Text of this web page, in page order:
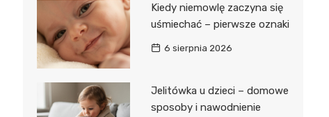
Kiedy niemowlę zaczyna się
uśmiechać – pierwsze oznaki
6 sierpnia 2026
Jelitówka u dzieci – domowe
sposoby i nawodnienie